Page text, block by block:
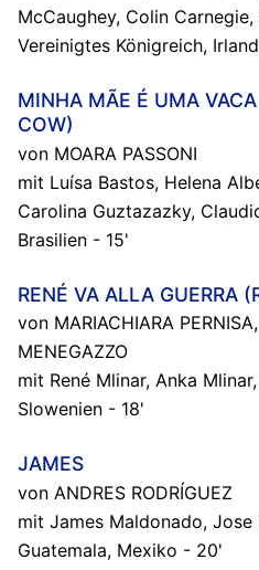
McCaughey, Colin
Vereinigtes Königreich,
MINHA MÃE É UMA
COW)
von MOARA PASSONI
mit Luísa Bastos, Helena
Carolina Guztazazky,
Brasilien - 15'
RENÉ VA ALLA GUERRA
von MARIACHIARA
MENEGAZZO
mit René Mlinar, Anka
Slowenien - 18'
JAMES
von ANDRES RODRÍGUEZ
mit James Maldonado,
Guatemala, Mexiko - 20'